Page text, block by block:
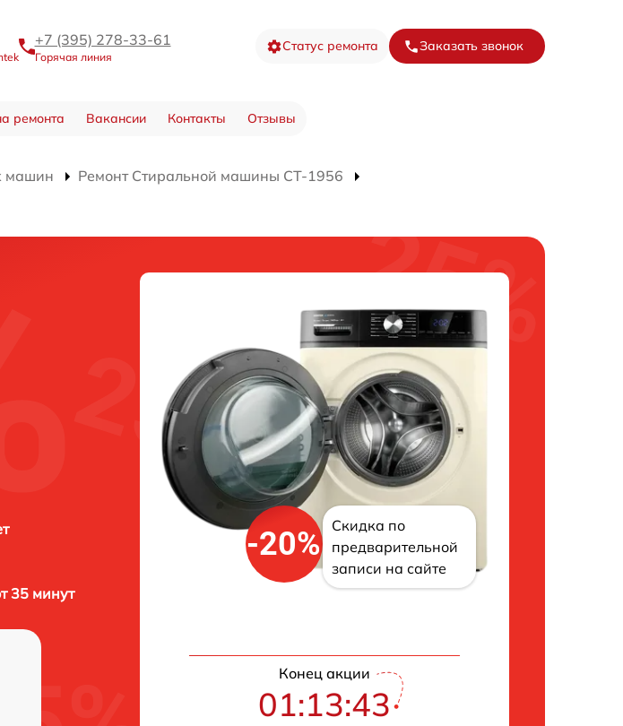
+7 (395) 278-33-61
Горячая линия
Статус ремонта Заказать звонок
ремонта Вакансии Контакты Отзывы
машин
Ремонт Стиральной машины CT-1956
35 минут
-20%
Скидка по
предварительной
записи на сайте
Конец акции
01:13:43